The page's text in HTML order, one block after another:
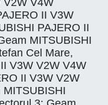
V2W V4W
II V3W
PAJERO II
MITSUBISHI
Cel Mare,
V3W V2W V4W
II V3W V2W
MITSUBISHI